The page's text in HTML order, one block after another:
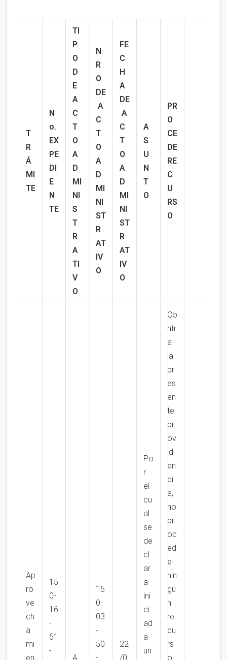
T
R
Á
MI
TE
N
o.
EX
PE
DI
E
N
TE
TI
P
O
D
E
A
C
T
O
A
D
MI
NI
S
T
R
A
TI
V
O
N
R
O
DE
A
C
T
O
A
D
MI
NI
ST
R
AT
IV
O
FE
C
H
A
DE
A
C
T
O
A
D
MI
NI
ST
R
AT
IV
O
A
S
U
N
T
O
PR
O
CE
DE
RE
C
U
RS
O
Ap
ro
ve
ch
a
mi
en
15
0-
16
-
51
-
A
15
0-
03
-
50
-
22
/0
Po
r
el
cu
al
se
de
cl
ar
a
ini
ci
ad
a
un
Co
ntr
a
la
pr
es
en
te
pr
ov
id
en
ci
a,
no
pr
oc
ed
e
nin
gú
n
re
cu
rs
o